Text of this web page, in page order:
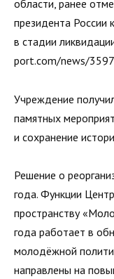
области, ранее
президента
в стадии
port.com/news/
Учреждение
памятных
и сохранение
Решение о
года. Функции
пространству
года работает в
молодёжной
направлены на